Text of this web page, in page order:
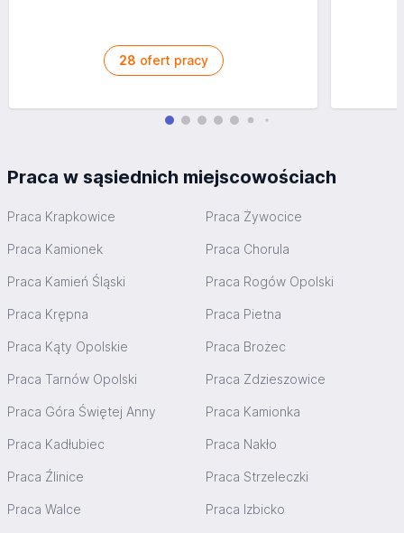
28 ofert pracy
Praca w sąsiednich miejscowościach
Praca Krapkowice Praca Żywocice
Praca Kamionek Praca Chorula
Praca Kamień Śląski Praca Rogów Opolski
Praca Krępna Praca Pietna
Praca Kąty Opolskie Praca Brożec
Praca Tarnów Opolski Praca Zdzieszowice
Praca Góra Świętej Anny Praca Kamionka
Praca Kadłubiec Praca Nakło
Praca Źlinice Praca Strzeleczki
Praca Walce Praca Izbicko